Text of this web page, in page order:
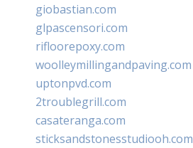
giobastian.com
glpascensori.com
rifloorepoxy.com
woolleymillingandpaving.com
uptonpvd.com
2troublegrill.com
casateranga.com
sticksandstonesstudiooh.com